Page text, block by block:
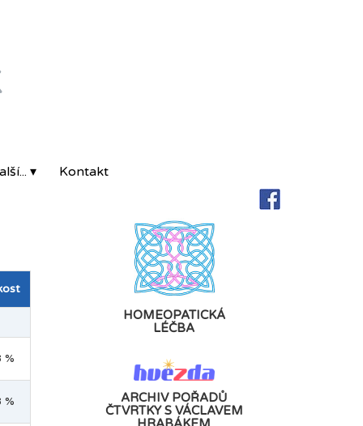
▾ Kontakt
%
%
HOMEOPATICKÁ
LÉČBA
ARCHIV POŘADŮ
ČTVRTKY S VÁCLAVEM